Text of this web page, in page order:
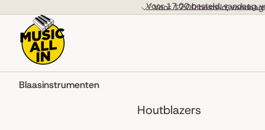
Voor 17:00 besteld,
Voor 17:00 besteld, vandaag
Blaasinstrumenten
Houtblazers